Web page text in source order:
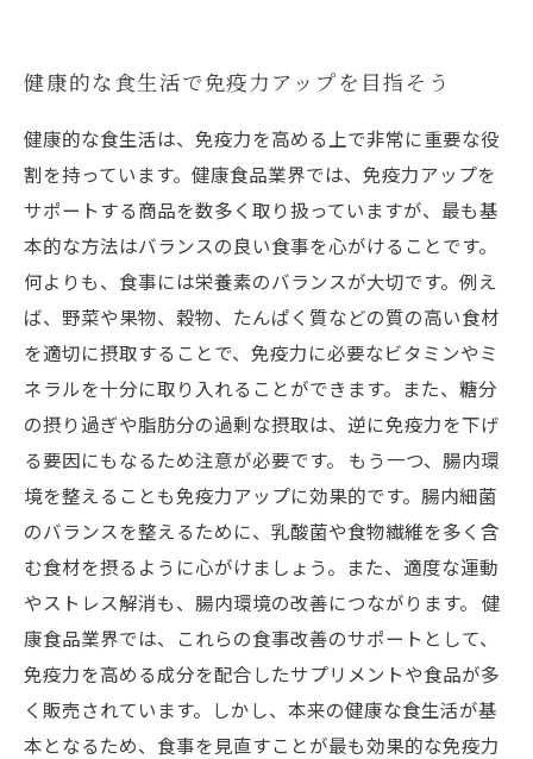
健康的な食生活で免疫力アップを目指そう
健康的な食生活は、免疫力を高める上で非常に重要な役
割を持っています。健康食品業界では、免疫力アップを
サポートする商品を数多く取り扱っていますが、最も基
本的な方法はバランスの良い食事を心がけることです。
何よりも、食事には栄養素のバランスが大切です。例え
ば、野菜や果物、穀物、たんぱく質などの質の高い食材
を適切に摂取することで、免疫力に必要なビタミンやミ
ネラルを十分に取り入れることができます。また、糖分
の摂り過ぎや脂肪分の過剰な摂取は、逆に免疫力を下げ
る要因にもなるため注意が必要です。 もう一つ、腸内環
境を整えることも免疫力アップに効果的です。腸内細菌
のバランスを整えるために、乳酸菌や食物繊維を多く含
む食材を摂るように心がけましょう。また、適度な運動
やストレス解消も、腸内環境の改善につながります。 健
康食品業界では、これらの食事改善のサポートとして、
免疫力を高める成分を配合したサプリメントや食品が多
く販売されています。しかし、本来の健康な食生活が基
本となるため、食事を見直すことが最も効果的な免疫力